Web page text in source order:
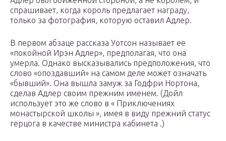
спрашивает, когда король предлагает награду,
только за фотография, которую оставил Адлер.
В первом абзаце рассказа Уотсон называет ее
«покойной Ирэн Адлер», предполагая, что она
умерла. Однако высказывались предположения, что
слово «опоздавший» на самом деле может означать
«бывший». Она вышла замуж за Годфри Нортона,
сделав Адлер своим прежним именем. (Дойл
использует это же слово в « Приключениях
монастырской школы », имея в виду прежний статус
герцога в качестве министра кабинета .)